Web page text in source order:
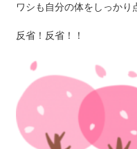
ワシも自分の体をしっかり
反省！反省！！